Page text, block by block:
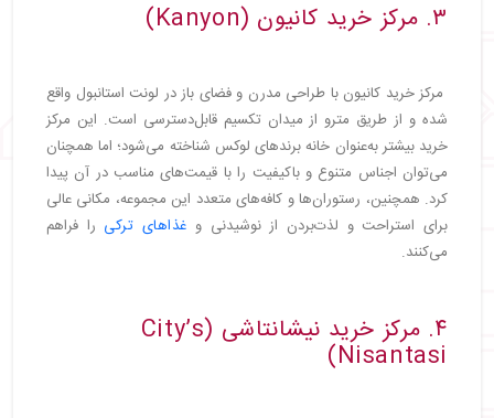
۳. مرکز خرید کانیون (Kanyon)
مرکز خرید کانیون با طراحی مدرن و فضای باز در لونت استانبول واقع
شده و از طریق مترو از میدان تکسیم قابل‌دسترسی است. این مرکز
خرید بیشتر به‌عنوان خانه برندهای لوکس شناخته می‌شود؛ اما همچنان
می‌توان اجناس متنوع و باکیفیت را با قیمت‌های مناسب در آن پیدا
کرد. همچنین، رستوران‌ها و کافه‌های متعدد این مجموعه، مکانی عالی
برای استراحت و لذت‌بردن از نوشیدنی و غذاهای ترکی را فراهم
می‌کنند.
۴. مرکز خرید نیشانتاشی (City’s
Nisantasi)